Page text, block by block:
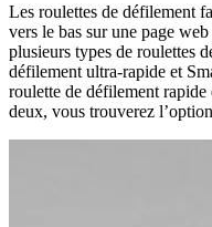
Les roulettes de défilement
vers le bas sur une page
plusieurs types de roulettes
défilement ultra-rapide et
roulette de défilement
deux, vous trouverez